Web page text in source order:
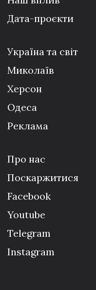
Дата-проєкти
Україна та світ
Миколаїв
Херсон
Одеса
Реклама
Про нас
Поскаржитися
Facebook
Youtube
Telegram
Instagram